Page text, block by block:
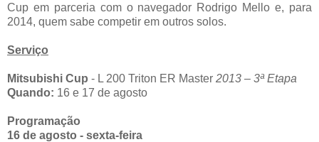
Cup em parceria com o navegador Rodrigo Mello e, para
2014, quem sabe competir em outros solos.
Serviço
Mitsubishi Cup - L 200 Triton ER Master 2013 – 3ª Etapa
Quando: 16 e 17 de agosto
Programação
16 de agosto - sexta-feira